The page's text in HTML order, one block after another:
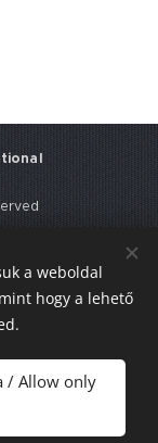
8UY,
a weboldal
hogy a lehető
/ Allow only